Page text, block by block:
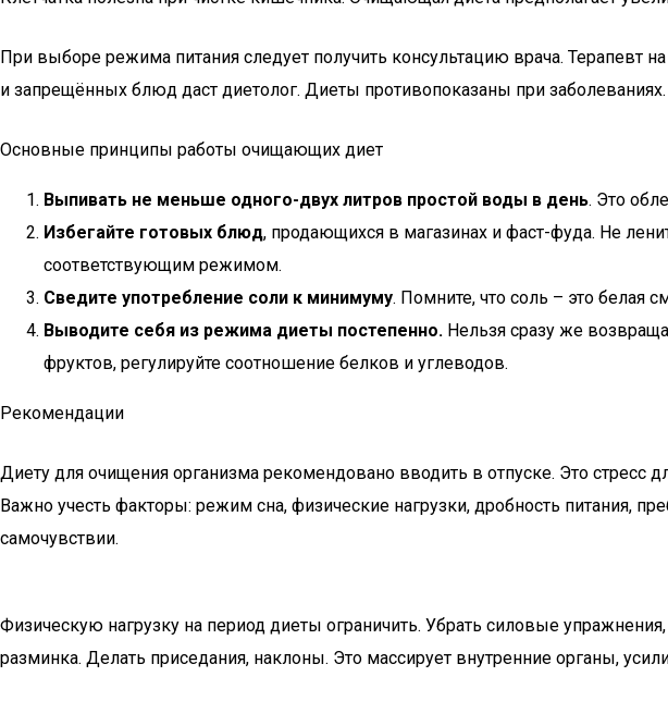
При выборе режима питания следует получить консультацию врача.
и запрещённых блюд даст диетолог. Диеты противопоказаны при
Основные принципы работы очищающих диет
Выпивать не меньше одного-двух литров простой воды в день. Это
Избегайте готовых блюд, продающихся в магазинах и фаст-фуда. Не
соответствующим режимом.
Сведите употребление соли к минимуму. Помните, что соль – это белая
Выводите себя из режима диеты постепенно. Нельзя сразу же
фруктов, регулируйте соотношение белков и углеводов.
Рекомендации
Диету для очищения организма рекомендовано вводить в отпуске. Это
Важно учесть факторы: режим сна, физические нагрузки, дробность питания,
самочувствии.
Физическую нагрузку на период диеты ограничить. Убрать силовые
разминка. Делать приседания, наклоны. Это массирует внутренние органы,